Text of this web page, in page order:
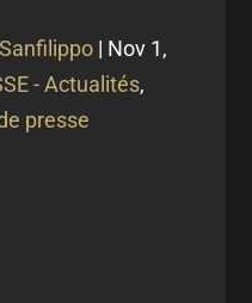
| Nov 1,
- Actualités,
presse